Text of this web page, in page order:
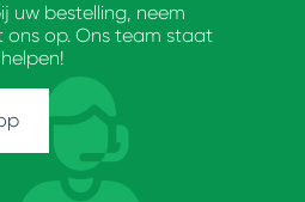
uw bestelling, neem
op. Ons team staat